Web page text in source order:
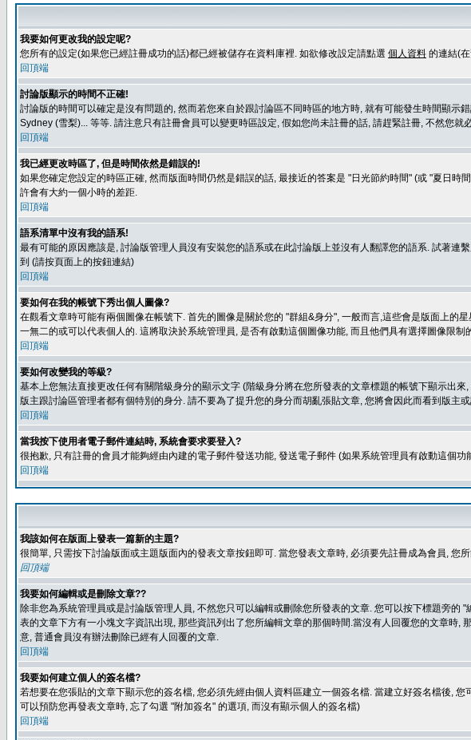
我要如何更改我的設定呢?
您所有的設定(如果您已經註冊成功的話)都已經被儲存在資料庫裡. 如欲修改設定請點選 個人資料 的連結(
回頂端
討論版顯示的時間不正確!
討論版的時間可以確定是沒有問題的, 然而若您來自於跟討論區不同時區的地方時, 就有可能發生時間顯
Sydney (雪梨)... 等等. 請注意只有註冊會員可以變更時區設定, 假如您尚未註冊的話, 請趕緊註冊, 不然您就
回頂端
我已經更改時區了, 但是時間依然是錯誤的!
如果您確定您設定的時區正確, 然而版面時間仍然是錯誤的話, 最接近的答案是 "日光節約時間" (或 "夏日
許會有大約一個小時的差距.
回頂端
語系清單中沒有我的語系!
最有可能的原因應該是, 討論版管理人員沒有安裝您的語系或在此討論版上並沒有人翻譯您的語系. 試著
到 (請按頁面上的按鈕連結)
回頂端
要如何在我的帳號下秀出個人圖像?
在觀看文章時可能有兩個圖像在帳號下. 首先的圖像是關於您的 "群組&身分", 一般而言,這些會是版面上
一無二的或可以代表個人的. 這將取決於系統管理員, 是否有啟動這個圖像功能, 而且他們具有選擇圖像限
回頂端
要如何改變我的等級?
基本上您無法直接更改任何有關階級身分的顯示文字 (階級身分將在您所發表的文章標題的帳號下顯示出
版主跟討論區管理者都有個特別的身分. 請不要為了提升您的身分而胡亂張貼文章, 您將會因此而看到版主
回頂端
當我按下使用者電子郵件連結時, 系統會要求要登入?
很抱歉, 只有註冊的會員才能夠經由內建的電子郵件發送功能, 發送電子郵件 (如果系統管理員有啟動這個
回頂端
我該如何在版面上發表一篇新的主題?
很簡單, 只需按下討論版面或主題版面內的發表文章按鈕即可. 當您發表文章時, 必須要先註冊成為會員, 您
回頂端
我要如何編輯或是刪除文章??
除非您為系統管理員或是討論版管理人員, 不然您只可以編輯或刪除您所發表的文章. 您可以按下標題旁
表的文章下方有一小塊文字資訊出現, 那些資訊列出了您所編輯文章的那個時間.當沒有人回覆您的文章時
意, 普通會員沒有辦法刪除已經有人回覆的文章.
回頂端
我要如何建立個人的簽名檔?
若想要在您張貼的文章下顯示您的簽名檔, 您必須先經由個人資料區建立一個簽名檔. 當建立好簽名檔後, 您
可以預防您再發表文章時, 忘了勾選 "附加簽名" 的選項, 而沒有顯示個人的簽名檔)
回頂端